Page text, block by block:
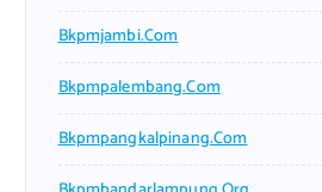
Bkpmjambi.com
Bkpmpalembang.com
Bkpmpangkalpinang.com